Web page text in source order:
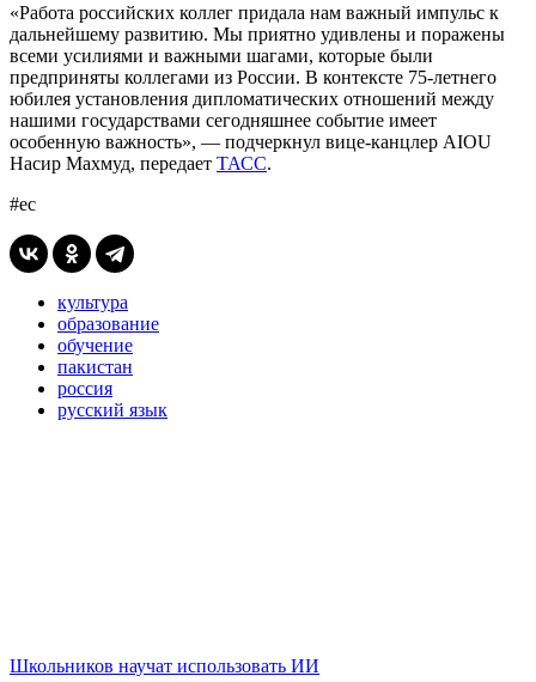
«Работа российских коллег придала нам важный импульс к
дальнейшему развитию. Мы приятно удивлены и поражены
всеми усилиями и важными шагами, которые были
предприняты коллегами из России. В контексте 75-летнего
юбилея установления дипломатических отношений между
нашими государствами сегодняшнее событие имеет
особенную важность», — подчеркнул вице-канцлер AIOU
Насир Махмуд, передает ТАСС.
#ес
культура
образование
обучение
пакистан
россия
русский язык
Школьников научат использовать ИИ